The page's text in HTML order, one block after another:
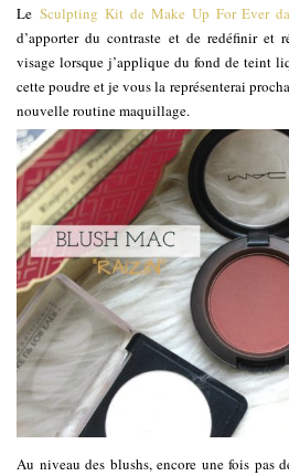
Le Sculpting Kit de Make Up For Ever
d’apporter du contraste et de redéfinir et
visage lorsque j’applique du fond de teint
cette poudre et je vous la représenterai
nouvelle routine maquillage.
Au niveau des blushs, encore une fois pas